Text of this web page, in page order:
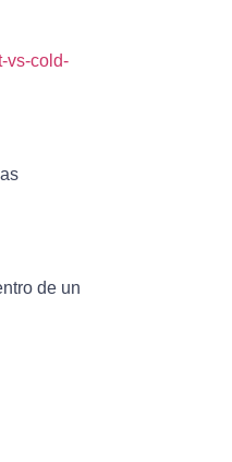
vs-cold-
de un